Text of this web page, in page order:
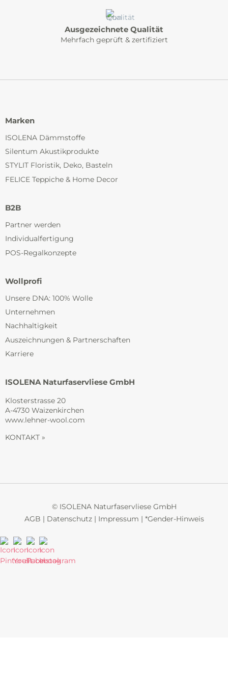
Ausgezeichnete Qualität
Mehrfach geprüft & zertifiziert
Marken
ISOLENA Dämmstoffe
Silentum Akustikprodukte
STYLIT Floristik, Deko, Basteln
FELICE Teppiche & Home Decor
B2B
Partner werden
Individualfertigung
POS-Regalkonzepte
Wollprofi
Unsere DNA: 100% Wolle
Unternehmen
Nachhaltigkeit
Auszeichnungen & Partnerschaften
Karriere
ISOLENA Naturfaservliese GmbH
Klosterstrasse 20
A-4730 Waizenkirchen
www.lehner-wool.com
KONTAKT »
© ISOLENA Naturfaservliese GmbH
AGB | Datenschutz| Impressum | *Gender-Hinweis